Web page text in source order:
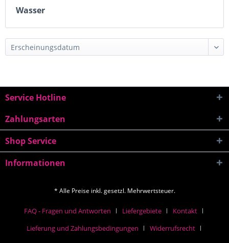
Wasser
Service Hotline
Zahlungsarten
Shop Service
Informationen
* Alle Preise inkl. gesetzl. Mehrwertsteuer.
FAQ - Fragen und Antworten Liefergebiete
Kontakt
Lieferung und Zahlungsbedingungen
Widerrufsrecht